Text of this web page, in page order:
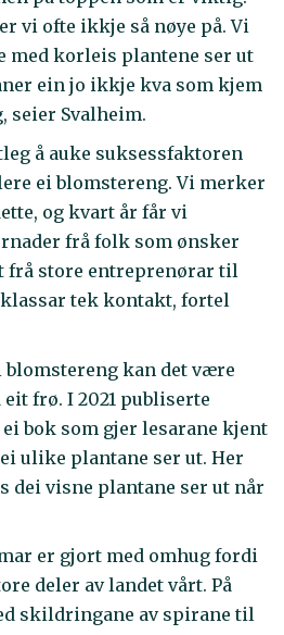
vi ofte ikkje så nøye på. Vi
korleis plantene ser ut
ein jo ikkje kva som kjem
seier Svalheim.
å auke suksessfaktoren
ei blomstereng. Vi merker
og kvart år får vi
frå folk som ønsker
frå store entreprenørar til
tek kontakt, fortel
blomstereng kan det være
frø. I 2021 publiserte
bok som gjer lesarane kjent
ulike plantane ser ut. Her
visne plantane ser ut når
er gjort med omhug fordi
deler av landet vårt. På
skildringane av spirane til